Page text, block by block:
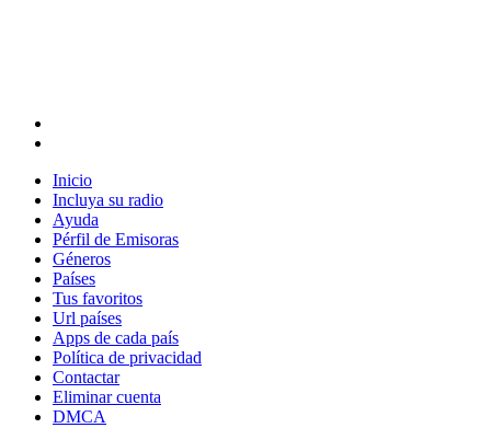
Inicio
Incluya su radio
Ayuda
Pérfil de Emisoras
Géneros
Países
Tus favoritos
Url países
Apps de cada país
Política de privacidad
Contactar
Eliminar cuenta
DMCA